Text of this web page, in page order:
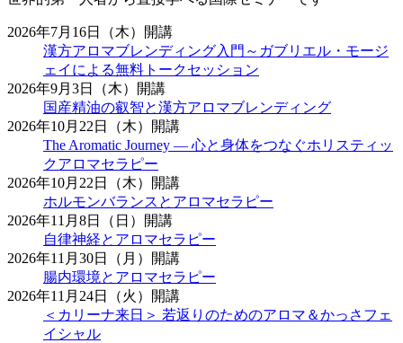
2026年7月16日（木）開講
漢方アロマブレンディング入門～ガブリエル・モージ
ェイによる無料トークセッション
2026年9月3日（木）開講
国産精油の叡智と漢方アロマブレンディング
2026年10月22日（木）開講
The Aromatic Journey ― 心と身体をつなぐホリスティッ
クアロマセラピー
2026年10月22日（木）開講
ホルモンバランスとアロマセラピー
2026年11月8日（日）開講
自律神経とアロマセラピー
2026年11月30日（月）開講
腸内環境とアロマセラピー
2026年11月24日（火）開講
＜カリーナ来日＞ 若返りのためのアロマ＆かっさフェ
イシャル